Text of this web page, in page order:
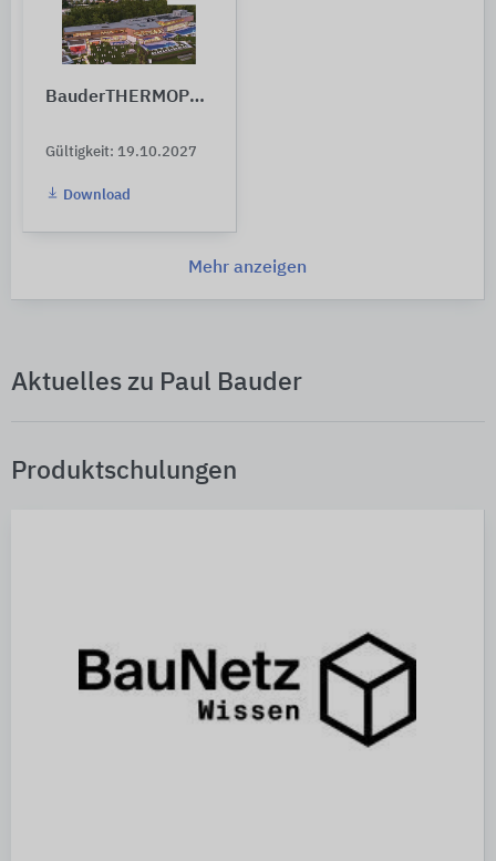
BauderTHERMOPLAN
Gültigkeit: 19.10.2027
Download
Mehr anzeigen
Aktuelles zu Paul Bauder
Produktschulungen